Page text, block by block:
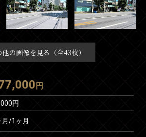
他の画像を見る（全43枚）
円
円
/1ヶ月